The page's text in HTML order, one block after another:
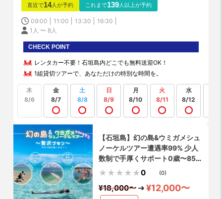
直近で14人が予約 これまで139人以上が予約
09:00 11:00 13:30
16:30
1人 〜 8人
CHECK POINT
レンタカー不要！石垣島内どこでも無料送迎OK！
1組貸切ツアーで、あなただけの特別な時間を。
木
8/6
金
8/7
土
8/8
日
8/9
月
8/10
火
8/11
水
8/12
【石垣島】幻の島&ウミガメシュ
ノーケルツアー遭遇率99% 少人
数制で手厚くサポート0歳〜85歳
OK（当日予約・送迎・写真や動
0 (0)
¥18,000〜 ¥12,000〜